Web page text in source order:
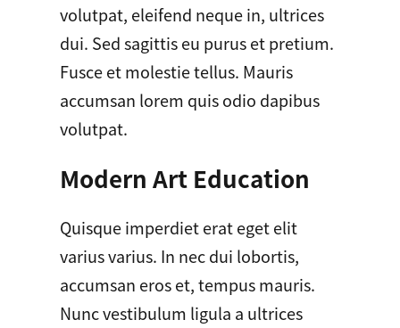
volutpat, eleifend neque in, ultrices
dui. Sed sagittis eu purus et pretium.
Fusce et molestie tellus. Mauris
accumsan lorem quis odio dapibus
volutpat.
Modern Art Education
Quisque imperdiet erat eget elit
varius varius. In nec dui lobortis,
accumsan eros et, tempus mauris.
Nunc vestibulum ligula a ultrices